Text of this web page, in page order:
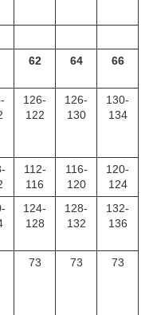
62 64 66
126-
122
126-
130
130-
134
112-
116
116-
120
120-
124
124-
128
128-
132
132-
136
73 73 73